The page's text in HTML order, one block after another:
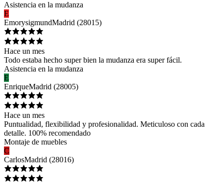
Asistencia en la mudanza
E
EmorysigmundMadrid (28015)
Hace un mes
Todo estaba hecho super bien la mudanza era super fácil.
Asistencia en la mudanza
E
EnriqueMadrid (28005)
Hace un mes
Puntualidad, flexibilidad y profesionalidad. Meticuloso con cada
detalle. 100% recomendado
Montaje de muebles
C
CarlosMadrid (28016)